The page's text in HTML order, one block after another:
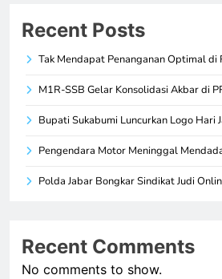
Recent Posts
Tak Mendapat Penanganan Optimal di
M1R-SSB Gelar Konsolidasi Akbar di
Bupati Sukabumi Luncurkan Logo Hari
Pengendara Motor Meninggal
Polda Jabar Bongkar Sindikat Judi
Recent Comments
No comments to show.